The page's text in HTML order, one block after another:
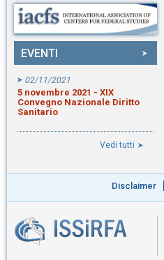
EVENTI
02/11/2021
5 novembre 2021 - XIX
Convegno Nazionale Diritto
Sanitario
Vedi tutti
Disclaimer